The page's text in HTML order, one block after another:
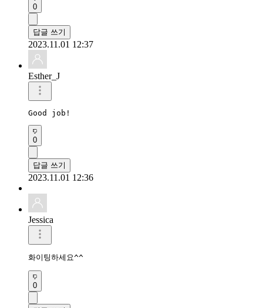
0
답글 쓰기
2023.11.01 12:37
Esther_J
Good job!
0
답글 쓰기
2023.11.01 12:36
Jessica
화이팅하세요^^
0